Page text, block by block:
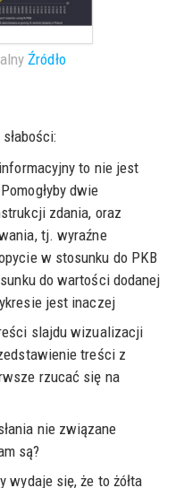
Źródło
to nie jest
dwie
zdania, oraz
tj. wyraźne
w stosunku do PKB
do wartości dodanej
jest inaczej
slajdu wizualizacji
treści z
rzucać się na
nie związane
są?
wydaje się, że to żółta